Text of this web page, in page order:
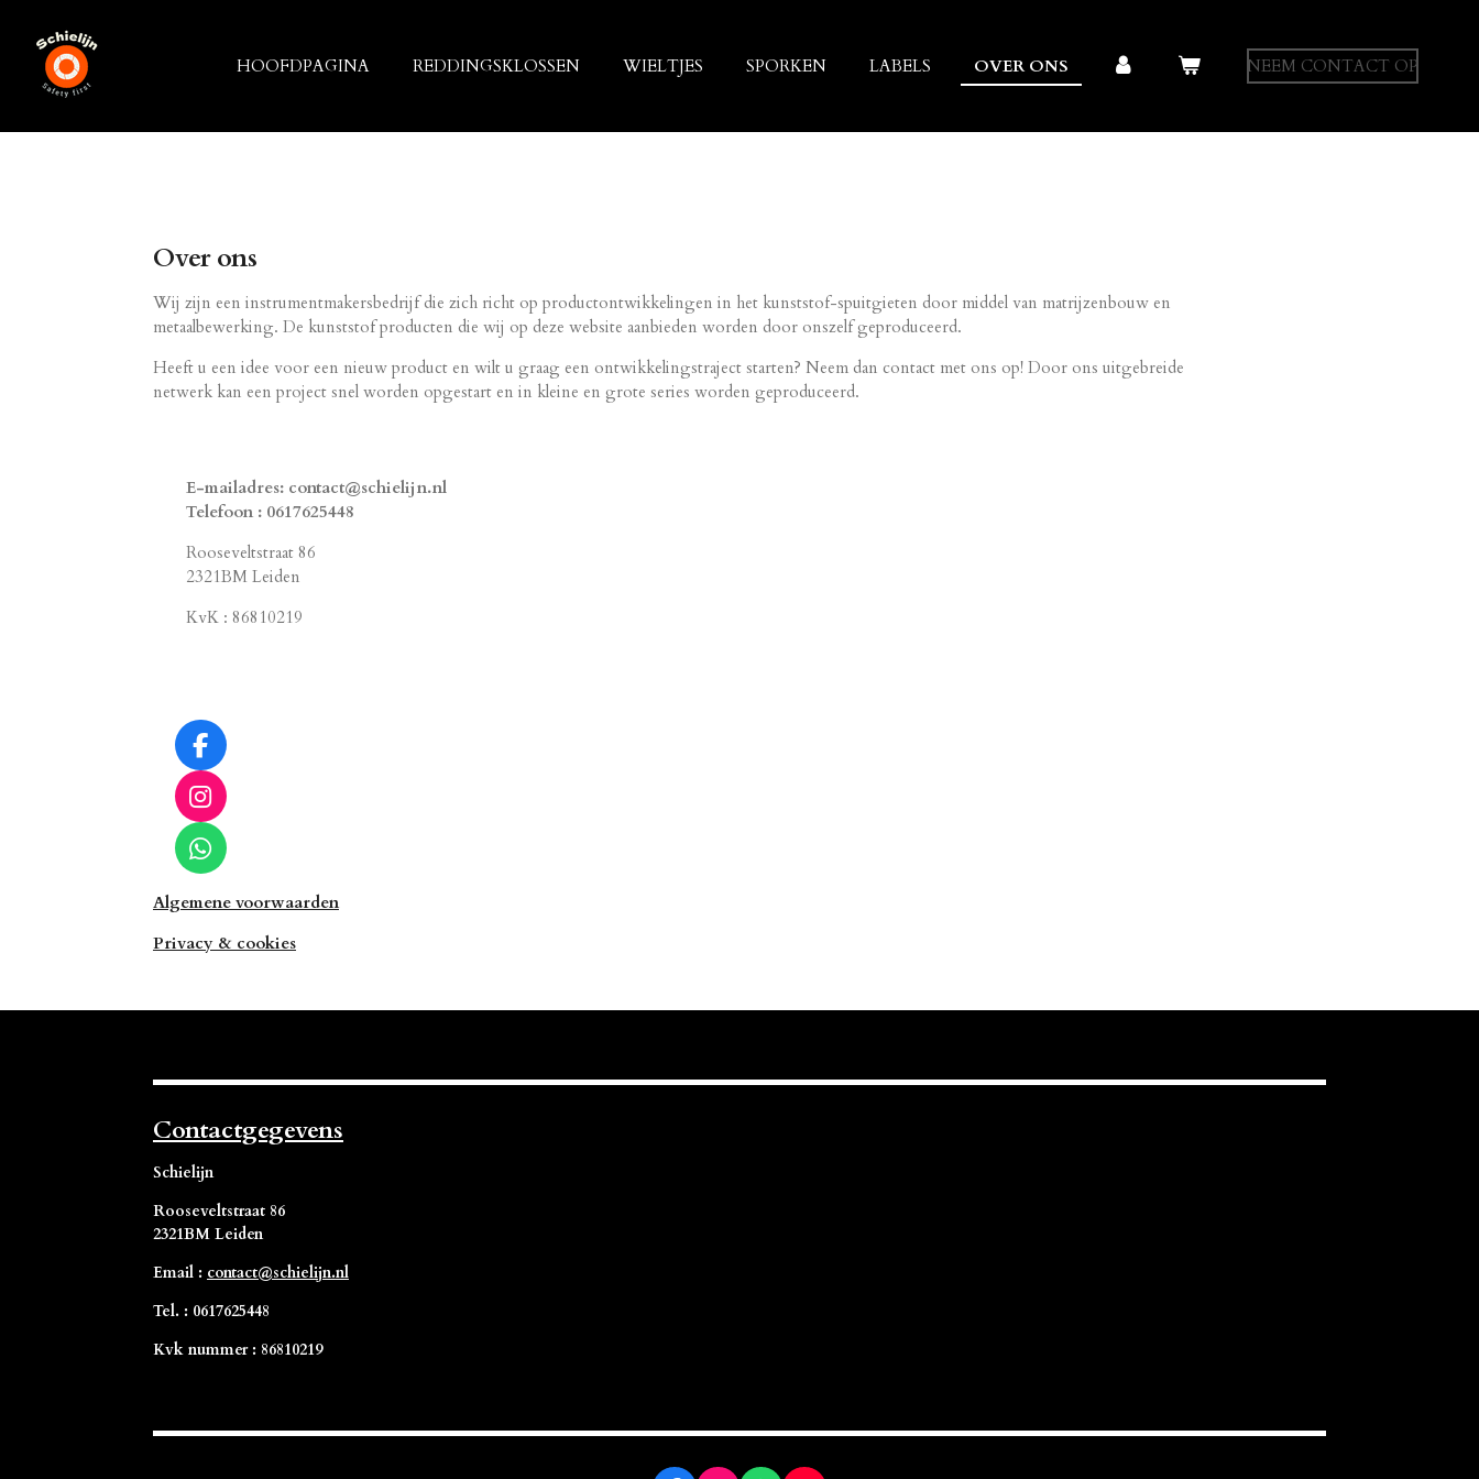
direct
HOOFDPAGINA REDDINGSKLOSSEN WIELTJES SPORKEN LABELS OVER ONS NEEM CONTACT OP
Over ons
Wij zijn een instrumentmakersbedrijf die zich richt op productontwikkelingen in het kunststof-spuitgieten door middel van matrijzenbouw en
metaalbewerking. De kunststof producten die wij op deze website aanbieden worden door onszelf geproduceerd.
Heeft u een idee voor een nieuw product en wilt u graag een ontwikkelingstraject starten? Neem dan contact met ons op! Door ons uitgebreide
netwerk kan een project snel worden opgestart en in kleine en grote series worden geproduceerd.
E-mailadres: contact@schielijn.nl
Telefoon : 0617625448
Rooseveltstraat 86
2321BM Leiden
KvK : 86810219
F
a
c
e
b
o
o
I
n
s
t
a
r
W
h
a
s
p
Algemene voorwaarden
Privacy & cookies
Contactgegevens
Schielijn
Rooseveltstraat 86
2321BM Leiden
Email : contact@schielijn.nl
Tel. : 0617625448
Kvk nummer : 86810219